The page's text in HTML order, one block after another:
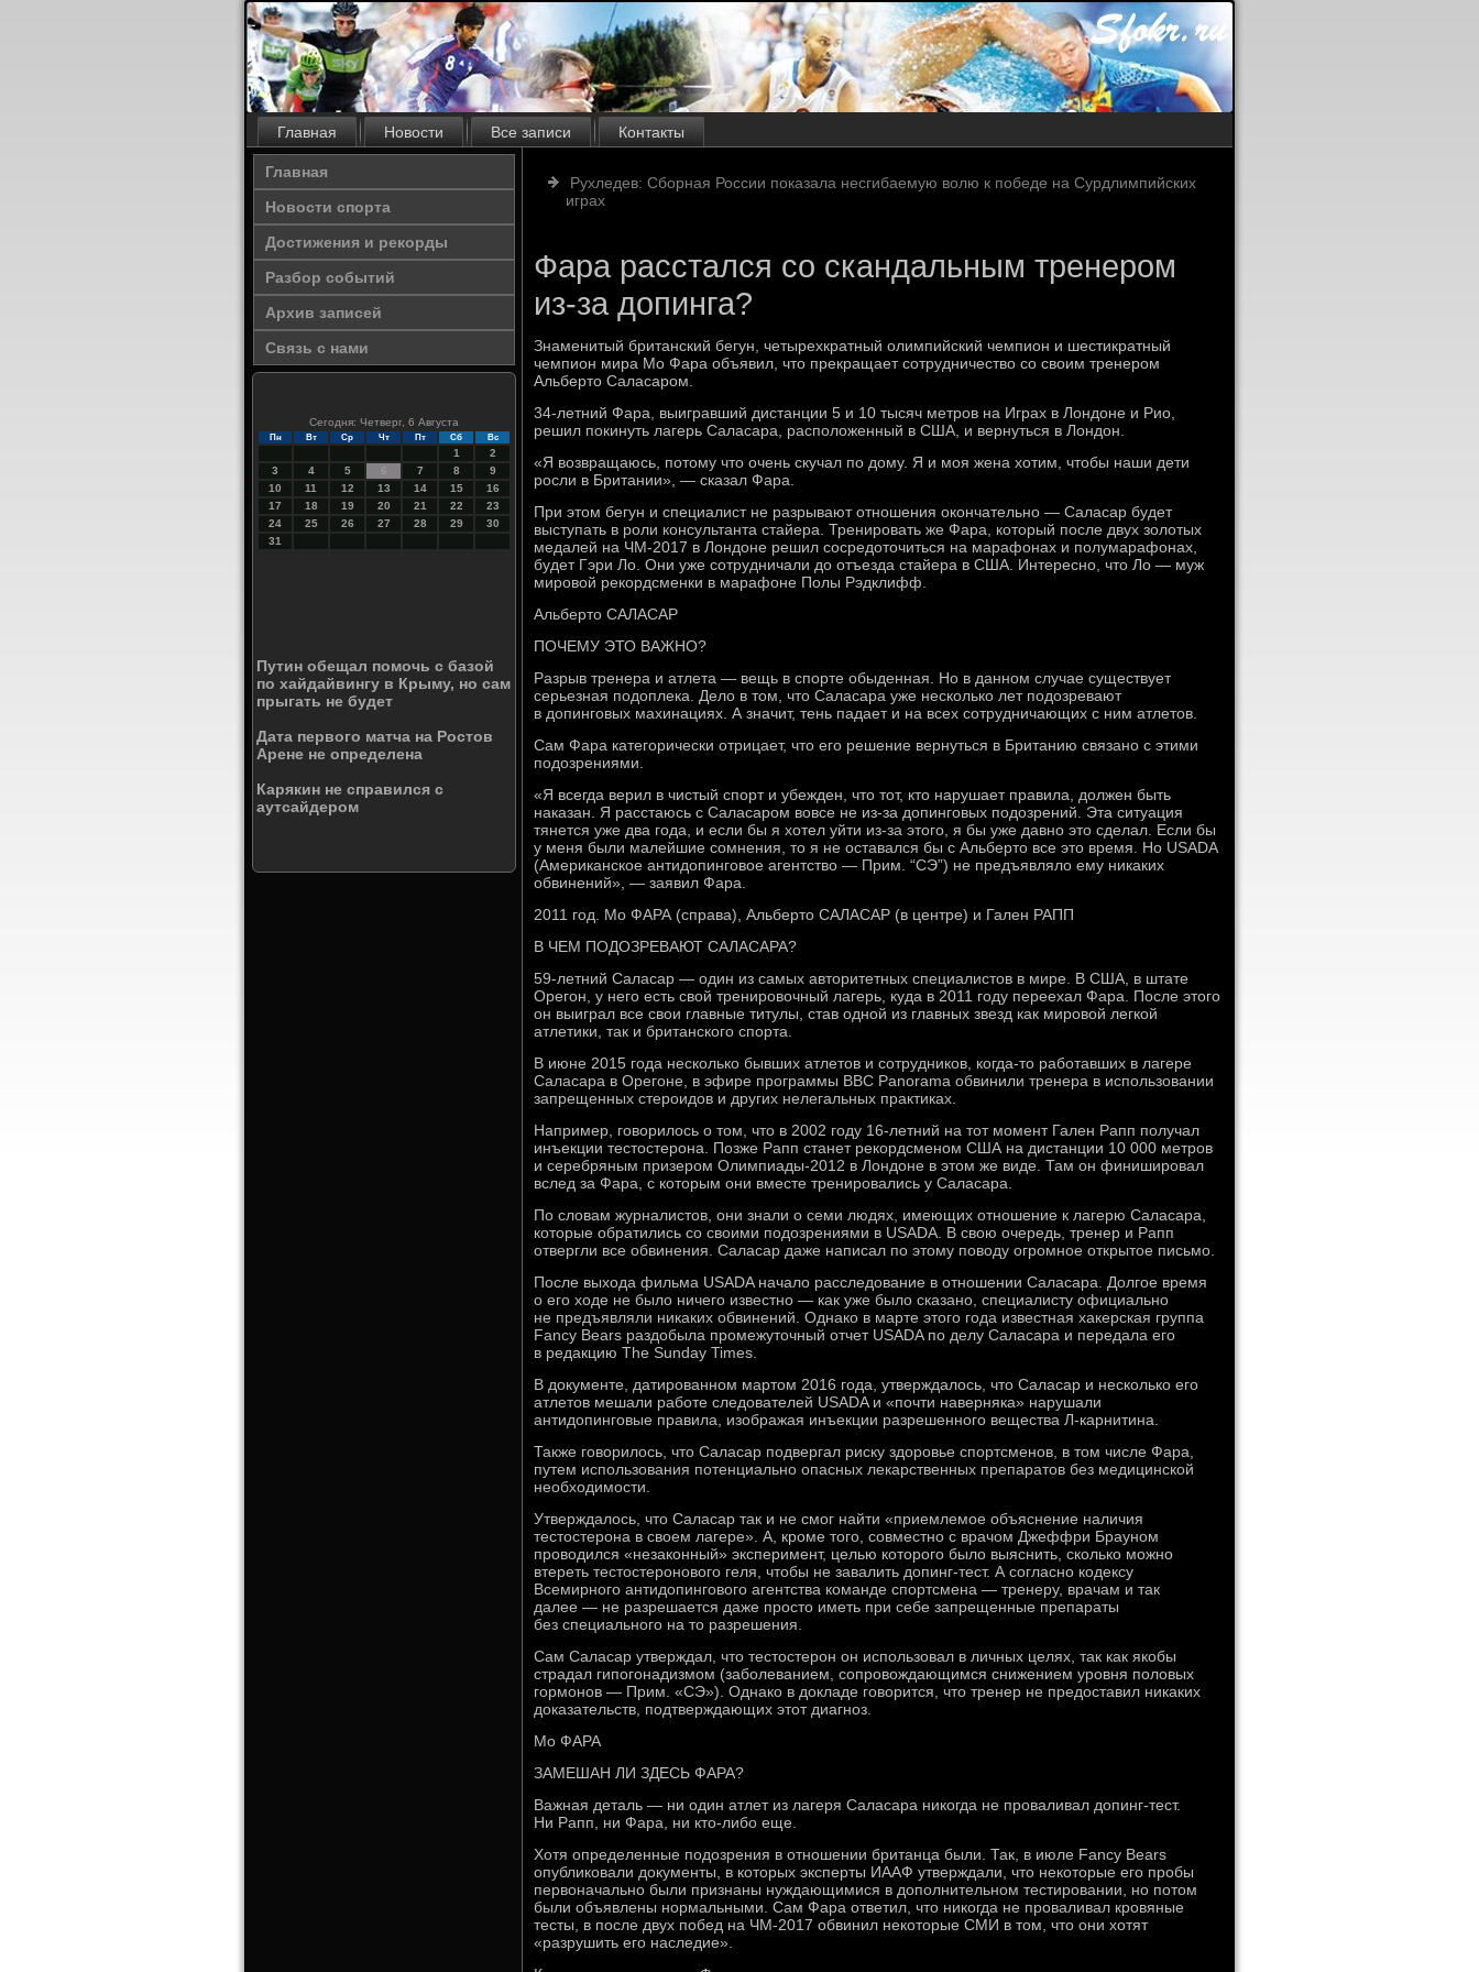
Главная Новости Все записи Контакты
Главная
Новости спорта
Достижения и рекорды
Разбор событий
Архив записей
Связь с нами
Сегодня: Четверг, 6 Августа
Пн Вт Ср Чт Пт Сб Вс
1
2
3
4 5 6 7 8
9
10
11 12 13 14 15
16
17
18 19 20 21 22
23
24
25 26 27 28 29
30
31
Путин обещал помочь с базой
по хайдайвингу в Крыму, но сам
прыгать не будет
Дата первого матча на Ростов
Арене не определена
Карякин не справился с
аутсайдером
Рухледев: Сборная России показала несгибаемую волю к победе на Сурдлимпийских
играх
Фара расстался со скандальным тренером
из-за допинга?
Знаменитый британский бегун, четырехкратный олимпийский чемпион и шестикратный
чемпион мира Мо Фара объявил, что прекращает сотрудничество со своим тренером
Альберто Саласаром.
34-летний Фара, выигравший дистанции 5 и 10 тысяч метров на Играх в Лондоне и Рио,
решил покинуть лагерь Саласара, расположенный в США, и вернуться в Лондон.
«Я возвращаюсь, потому что очень скучал по дому. Я и моя жена хотим, чтобы наши дети
росли в Британии», — сказал Фара.
При этом бегун и специалист не разрывают отношения окончательно — Саласар будет
выступать в роли консультанта стайера. Тренировать же Фара, который после двух золотых
медалей на ЧМ-2017 в Лондоне решил сосредоточиться на марафонах и полумарафонах,
будет Гэри Ло. Они уже сотрудничали до отъезда стайера в США. Интересно, что Ло — муж
мировой рекордсменки в марафоне Полы Рэдклифф.
Альберто САЛАСАР
ПОЧЕМУ ЭТО ВАЖНО?
Разрыв тренера и атлета — вещь в спорте обыденная. Но в данном случае существует
серьезная подоплека. Дело в том, что Саласара уже несколько лет подозревают
в допинговых махинациях. А значит, тень падает и на всех сотрудничающих с ним атлетов.
Сам Фара категорически отрицает, что его решение вернуться в Британию связано с этими
подозрениями.
«Я всегда верил в чистый спорт и убежден, что тот, кто нарушает правила, должен быть
наказан. Я расстаюсь с Саласаром вовсе не из-за допинговых подозрений. Эта ситуация
тянется уже два года, и если бы я хотел уйти из-за этого, я бы уже давно это сделал. Если бы
у меня были малейшие сомнения, то я не оставался бы с Альберто все это время. Но USADA
(Американское антидопинговое агентство — Прим. “СЭ”) не предъявляло ему никаких
обвинений», — заявил Фара.
2011 год. Мо ФАРА (справа), Альберто САЛАСАР (в центре) и Гален РАПП
В ЧЕМ ПОДОЗРЕВАЮТ САЛАСАРА?
59-летний Саласар — один из самых авторитетных специалистов в мире. В США, в штате
Орегон, у него есть свой тренировочный лагерь, куда в 2011 году переехал Фара. После этого
он выиграл все свои главные титулы, став одной из главных звезд как мировой легкой
атлетики, так и британского спорта.
В июне 2015 года несколько бывших атлетов и сотрудников, когда-то работавших в лагере
Саласара в Орегоне, в эфире программы ВВС Panorama обвинили тренера в использовании
запрещенных стероидов и других нелегальных практиках.
Например, говорилось о том, что в 2002 году 16-летний на тот момент Гален Рапп получал
инъекции тестостерона. Позже Рапп станет рекордсменом США на дистанции 10 000 метров
и серебряным призером Олимпиады-2012 в Лондоне в этом же виде. Там он финишировал
вслед за Фара, с которым они вместе тренировались у Саласара.
По словам журналистов, они знали о семи людях, имеющих отношение к лагерю Саласара,
которые обратились со своими подозрениями в USADA. В свою очередь, тренер и Рапп
отвергли все обвинения. Саласар даже написал по этому поводу огромное открытое письмо.
После выхода фильма USADA начало расследование в отношении Саласара. Долгое время
о его ходе не было ничего известно — как уже было сказано, специалисту официально
не предъявляли никаких обвинений. Однако в марте этого года известная хакерская группа
Fancy Bears раздобыла промежуточный отчет USADA по делу Саласара и передала его
в редакцию The Sunday Times.
В документе, датированном мартом 2016 года, утверждалось, что Саласар и несколько его
атлетов мешали работе следователей USADA и «почти наверняка» нарушали
антидопинговые правила, изображая инъекции разрешенного вещества Л-карнитина.
Также говорилось, что Саласар подвергал риску здоровье спортсменов, в том числе Фара,
путем использования потенциально опасных лекарственных препаратов без медицинской
необходимости.
Утверждалось, что Саласар так и не смог найти «приемлемое объяснение наличия
тестостерона в своем лагере». А, кроме того, совместно с врачом Джеффри Брауном
проводился «незаконный» эксперимент, целью которого было выяснить, сколько можно
втереть тестостеронового геля, чтобы не завалить допинг-тест. А согласно кодексу
Всемирного антидопингового агентства команде спортсмена — тренеру, врачам и так
далее — не разрешается даже просто иметь при себе запрещенные препараты
без специального на то разрешения.
Сам Саласар утверждал, что тестостерон он использовал в личных целях, так как якобы
страдал гипогонадизмом (заболеванием, сопровождающимся снижением уровня половых
гормонов — Прим. «СЭ»). Однако в докладе говорится, что тренер не предоставил никаких
доказательств, подтверждающих этот диагноз.
Мо ФАРА
ЗАМЕШАН ЛИ ЗДЕСЬ ФАРА?
Важная деталь — ни один атлет из лагеря Саласара никогда не проваливал допинг-тест.
Ни Рапп, ни Фара, ни кто-либо еще.
Хотя определенные подозрения в отношении британца были. Так, в июле Fancy Bears
опубликовали документы, в которых эксперты ИААФ утверждали, что некоторые его пробы
первоначально были признаны нуждающимися в дополнительном тестировании, но потом
были объявлены нормальными. Сам Фара ответил, что никогда не проваливал кровяные
тесты, в после двух побед на ЧМ-2017 обвинил некоторые СМИ в том, что они хотят
«разрушить его наследие».